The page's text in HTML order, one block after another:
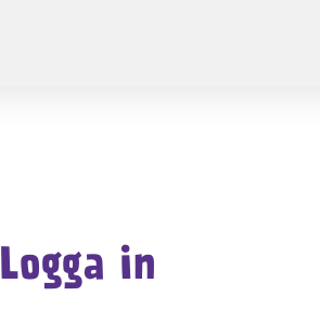
Logga in